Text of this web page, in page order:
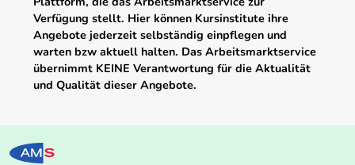
Verfügung stellt. Hier können Kursinstitute ihre
Angebote jederzeit selbständig einpflegen und
warten bzw aktuell halten. Das Arbeitsmarktservice
übernimmt KEINE Verantwortung für die Aktualität
und Qualität dieser Angebote.